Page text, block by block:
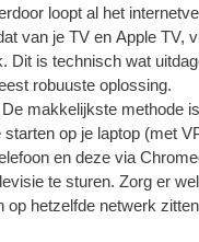
loopt al het
van je TV en Apple TV,
Dit is technisch wat
robuuste oplossing.
De makkelijkste methode
starten op je laptop (met
en deze via
te sturen. Zorg er
op hetzelfde netwerk